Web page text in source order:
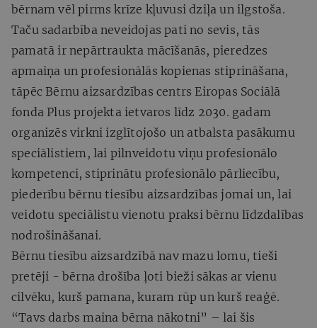
bērnam vēl pirms krīze kļuvusi dziļa un ilgstoša.
Taču sadarbība neveidojas pati no sevis, tās
pamatā ir nepārtraukta mācīšanās, pieredzes
apmaiņa un profesionālās kopienas stiprināšana,
tāpēc Bērnu aizsardzības centrs Eiropas Sociālā
fonda Plus projekta ietvaros līdz 2030. gadam
organizēs virkni izglītojošo un atbalsta pasākumu
speciālistiem, lai pilnveidotu viņu profesionālo
kompetenci, stiprinātu profesionālo pārliecību,
piederību bērnu tiesību aizsardzības jomai un, lai
veidotu speciālistu vienotu praksi bērnu līdzdalības
nodrošināšanai.
Bērnu tiesību aizsardzībā nav mazu lomu, tieši
pretēji - bērna drošība ļoti bieži sākas ar vienu
cilvēku, kurš pamana, kuram rūp un kurš reaģē.
“Tavs darbs maina bērna nākotni” – lai šis